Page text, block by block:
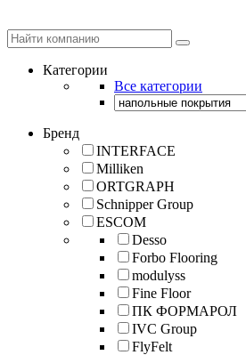
Категории
Все категории
Бренд
INTERFACE
Milliken
ORTGRAPH
Schnipper Group
ESCOM
Desso
Forbo Flooring
modulyss
Fine Floor
ПК ФОРМАРОЛ
IVC Group
FlyFelt